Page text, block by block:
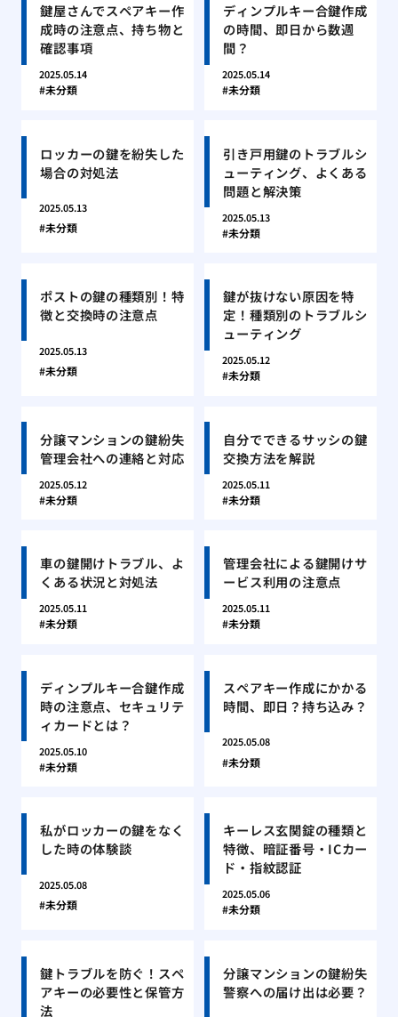
鍵屋さんでスペアキー作
成時の注意点、持ち物と
確認事項
2025.05.14
未分類
ディンプルキー合鍵作成
の時間、即日から数週
間？
2025.05.14
未分類
ロッカーの鍵を紛失した
場合の対処法
2025.05.13
未分類
引き戸用鍵のトラブルシ
ューティング、よくある
問題と解決策
2025.05.13
未分類
ポストの鍵の種類別！特
徴と交換時の注意点
2025.05.13
未分類
鍵が抜けない原因を特
定！種類別のトラブルシ
ューティング
2025.05.12
未分類
分譲マンションの鍵紛失
管理会社への連絡と対応
2025.05.12
未分類
自分でできるサッシの鍵
交換方法を解説
2025.05.11
未分類
車の鍵開けトラブル、よ
くある状況と対処法
2025.05.11
未分類
管理会社による鍵開けサ
ービス利用の注意点
2025.05.11
未分類
ディンプルキー合鍵作成
時の注意点、セキュリテ
ィカードとは？
2025.05.10
未分類
スペアキー作成にかかる
時間、即日？持ち込み？
2025.05.08
未分類
私がロッカーの鍵をなく
した時の体験談
2025.05.08
未分類
キーレス玄関錠の種類と
特徴、暗証番号・ICカー
ド・指紋認証
2025.05.06
未分類
鍵トラブルを防ぐ！スペ
アキーの必要性と保管方
法
分譲マンションの鍵紛失
警察への届け出は必要？